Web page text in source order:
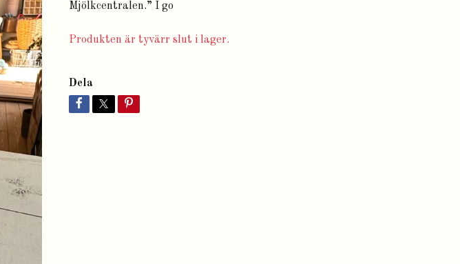
Mjölkcentralen.” I go
Produkten är tyvärr slut i lager.
Dela